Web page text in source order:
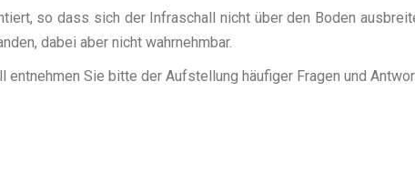
so dass sich der Infraschall nicht über den Boden
dabei aber nicht wahrnehmbar.
Sie bitte der Aufstellung häufiger Fragen und